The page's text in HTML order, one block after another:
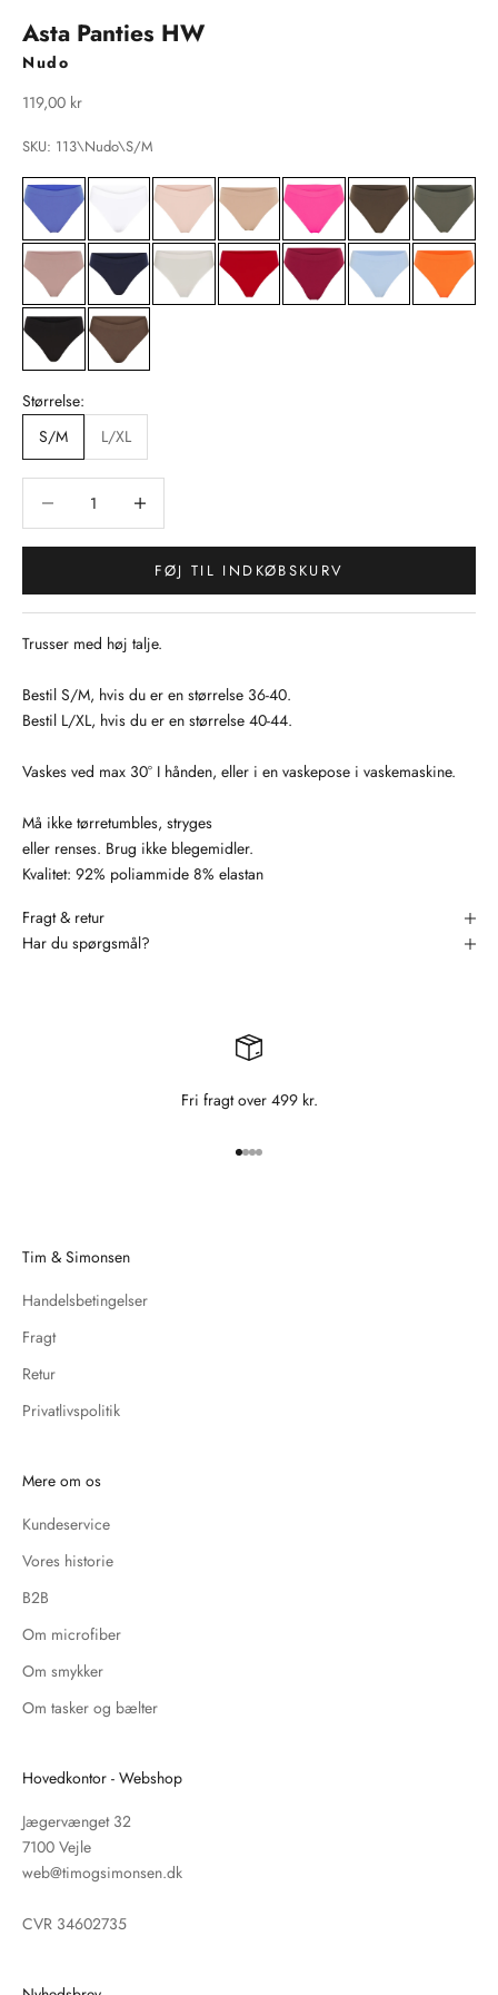
Asta Panties HW
Nudo
Salgspris
119,00 kr
SKU: 113\Nudo\S/M
Størrelse:
S/M
L/XL
FØJ TIL INDKØBSKURV
Trusser med høj talje.
Bestil S/M, hvis du er en størrelse 36-40.
Bestil L/XL, hvis du er en størrelse 40-44.
Vaskes ved max 30° I hånden, eller i en vaskepose i vaskemaskine.
Må ikke tørretumbles, stryges
eller renses. Brug ikke blegemidler.
Kvalitet: 92% poliammide 8% elastan
Fragt & retur
Har du spørgsmål?
Fri fragt over 499 kr.
Gå til element 1
Gå til element 2
Gå til element 3
Gå til element 4
Tim & Simonsen
Handelsbetingelser
Fragt
Retur
Privatlivspolitik
Mere om os
Kundeservice
Vores historie
B2B
Om microfiber
Om smykker
Om tasker og bælter
Hovedkontor - Webshop
Jægervænget 32
7100 Vejle
web@timogsimonsen.dk
CVR 34602735